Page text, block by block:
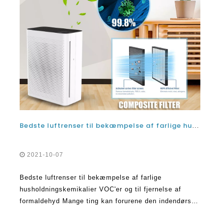
Bedste luftrenser til bekæmpelse af farlige husholdningskemikalier VOC og til fjernelse af formaldehyd
2021-10-07
Bedste luftrenser til bekæmpelse af farlige
husholdningskemikalier VOC'er og til fjernelse af
formaldehyd Mange ting kan forurene den indendørs